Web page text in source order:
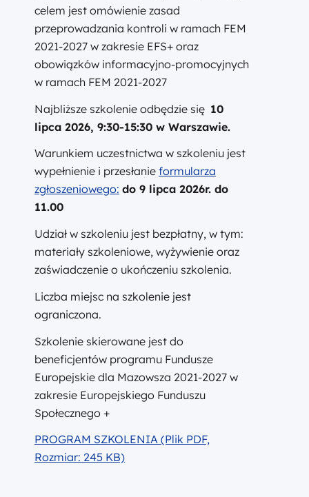
celem jest omówienie zasad
przeprowadzania kontroli w ramach FEM
2021-2027 w zakresie EFS+ oraz
obowiązków informacyjno-promocyjnych
w ramach FEM 2021-2027
Najbliższe szkolenie odbędzie się 10
lipca 2026, 9:30-15:30 w Warszawie.
Warunkiem uczestnictwa w szkoleniu jest
wypełnienie i przesłanie formularza
zgłoszeniowego: do 9 lipca 2026r. do
11.00
Udział w szkoleniu jest bezpłatny, w tym:
materiały szkoleniowe, wyżywienie oraz
zaświadczenie o ukończeniu szkolenia.
Liczba miejsc na szkolenie jest
ograniczona.
Szkolenie skierowane jest do
beneficjentów programu Fundusze
Europejskie dla Mazowsza 2021-2027 w
zakresie Europejskiego Funduszu
Społecznego +
PROGRAM SZKOLENIA (Plik PDF,
Rozmiar: 245 KB)